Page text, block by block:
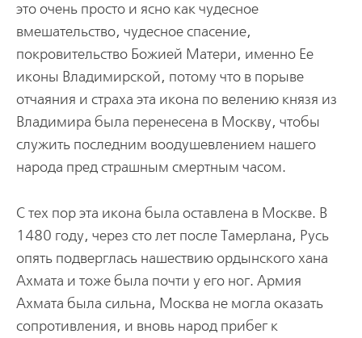
это очень просто и ясно как чудесное
вмешательство, чудесное спасение,
покровительство Божией Матери, именно Ее
иконы Владимирской, потому что в порыве
отчаяния и страха эта икона по велению князя из
Владимира была перенесена в Москву, чтобы
служить последним воодушевлением нашего
народа пред страшным смертным часом.
С тех пор эта икона была оставлена в Москве. В
1480 году, через сто лет после Тамерлана, Русь
опять подверглась нашествию ордынского хана
Ахмата и тоже была почти у его ног. Армия
Ахмата была сильна, Москва не могла оказать
сопротивления, и вновь народ прибег к